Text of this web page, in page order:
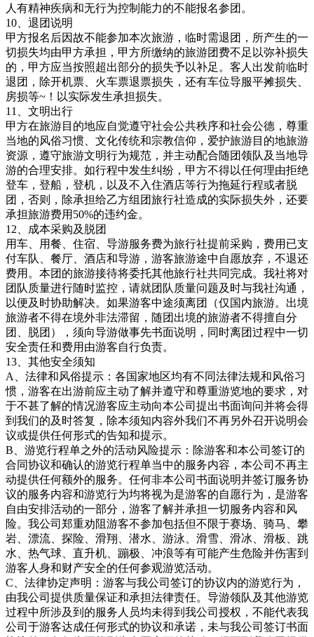
人有精神疾病和无行为控制能力的不能报名参团。
10、退团说明
甲方报名后因故不能参加本次旅游，临时需退团，所产生的一
切损失均由甲方承担，甲方所缴纳的旅游团费不足以弥补损失
的，甲方应当按照超出部分的损失予以补足。客人出发前临时
退团，除开机票、火车票退票损失，还有车位导服平摊损失、
房损等~！以实际发生承担损失。
11、文明出行
甲方在旅游目的地应自觉遵守社会公共秩序和社会公德，尊重
当地的风俗习惯、文化传统和宗教信仰，爱护旅游目的地旅游
资源，遵守旅游文明行为规范，并主动配合随团领队及当地导
游的合理安排。如行程中发生纠纷，甲方不得以任何理由拒绝
登车，登船，登机，以及不入住酒店等行为拖延行程或者脱
团，否则，除承担给乙方组团旅行社造成的实际损失外，还要
承担旅游费用50%的违约金。
12、成本采购及脱团
用车、用餐、住宿、导游服务费为旅行社提前采购，费用已支
付车队、餐厅、酒店和导游，游客旅游途中自愿放弃，不退还
费用。本团的旅游接待将委托其他旅行社共同完成。我社将对
团队质量进行随时监控，请就团队质量问题及时与我社沟通，
以便及时协助解决。如果游客中途须离团（仅国内旅游。出境
旅游者不得在境外非法滞留，随团出境的旅游者不得擅自分
团、脱团），须向导游做事先书面说明，同时离团过程中一切
安全责任和费用由游客自行负责。
13、其他安全须知
A、法律和风俗提示：各国家地区均有不同法律法规和风俗习
惯，游客在出游前应主动了解并遵守和尊重游览地的要求，对
于不甚了解的情况游客应主动向本公司提出书面询问并将会得
到我们的及时答复，除本须知内容外我们不再另外召开说明会
议或提供任何形式的告知和提示。
B、游览行程单之外的活动风险提示：除游客和本公司签订的
合同协议和确认的游览行程单当中的服务内容，本公司不再主
动提供任何额外的服务。任何非本公司书面说明并签订服务协
议的服务内容和游览行为均将视为是游客的自愿行为，是游客
自由安排活动的一部分，游客了解并承担一切服务内容和风
险。我公司郑重劝阻游客不参加包括但不限于赛场、骑马、攀
岩、漂流、探险、滑翔、潜水、游泳、滑雪、滑冰、滑板、跳
水、热气球、直升机、蹦极、冲浪等有可能产生危险并伤害到
游客人身和财产安全的任何参观游览活动。
C、法律协定声明：游客与我公司签订的协议内的游览行为，
由我公司提供质量保证和承担法律责任。导游领队及其他游览
过程中所涉及到的服务人员均未得到我公司授权，不能代表我
公司于游客达成任何形式的协议和承诺，未与我公司签订书面